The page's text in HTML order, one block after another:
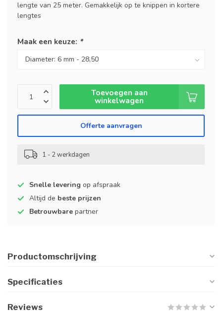
lengte van 25 meter. Gemakkelijk op te knippen in kortere
lengtes
Maak een keuze: *
Toevoegen aan
winkelwagen
Offerte aanvragen
1 - 2 werkdagen
Snelle levering op afspraak
Altijd de beste prijzen
Betrouwbare partner
Productomschrijving
Specificaties
Reviews